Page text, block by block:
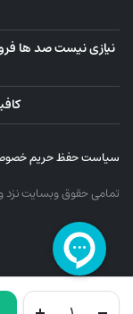
نیازی نیست صد ها
سیاست حفظ حریم
تمامی حقوق وبسایت